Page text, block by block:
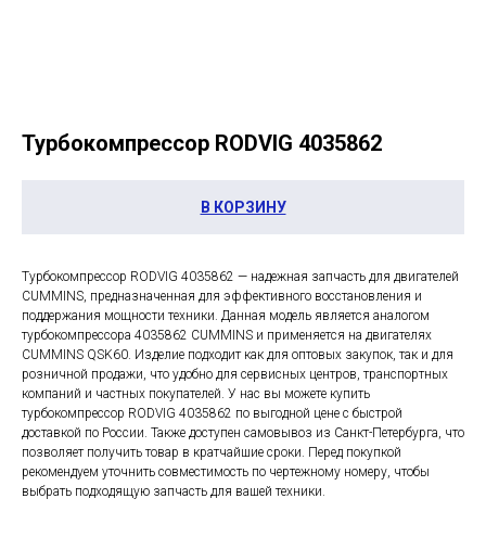
Турбокомпрессор RODVIG 4035862
В КОРЗИНУ
Турбокомпрессор RODVIG 4035862 — надежная запчасть для двигателей
CUMMINS, предназначенная для эффективного восстановления и
поддержания мощности техники. Данная модель является аналогом
турбокомпрессора 4035862 CUMMINS и применяется на двигателях
CUMMINS QSK60. Изделие подходит как для оптовых закупок, так и для
розничной продажи, что удобно для сервисных центров, транспортных
компаний и частных покупателей. У нас вы можете купить
турбокомпрессор RODVIG 4035862 по выгодной цене с быстрой
доставкой по России. Также доступен самовывоз из Санкт-Петербурга, что
позволяет получить товар в кратчайшие сроки. Перед покупкой
рекомендуем уточнить совместимость по чертежному номеру, чтобы
выбрать подходящую запчасть для вашей техники.